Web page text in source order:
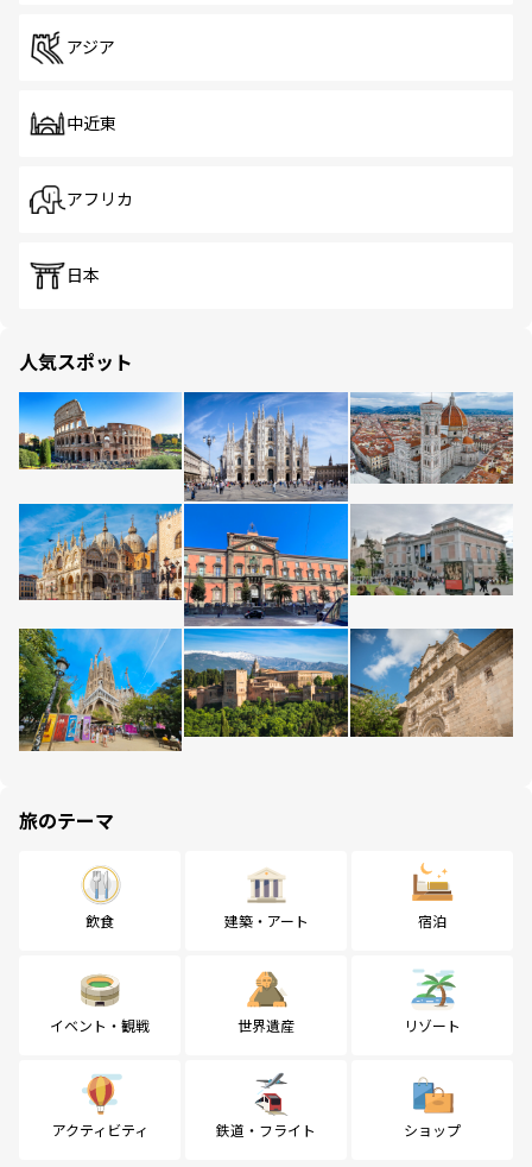
アジア
中近東
アフリカ
日本
人気スポット
旅のテーマ
飲食 建築・アート 宿泊
イベント・観戦 世界遺産 リゾート
アクティビティ 鉄道・フライト ショップ